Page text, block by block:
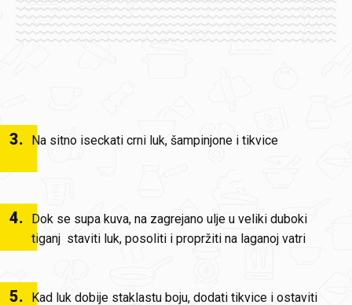
3. Na sitno iseckati crni luk, šampinjone i tikvice
4.
Dok se supa kuva, na zagrejano ulje u veliki duboki
tiganj staviti luk, posoliti i propržiti na laganoj vatri
5.
Kad luk dobije staklastu boju, dodati tikvice i ostaviti